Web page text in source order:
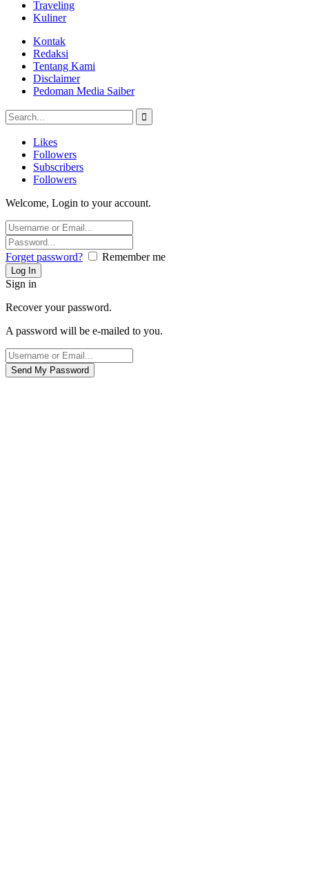
Traveling
Kuliner
Kontak
Redaksi
Tentang Kami
Disclaimer
Pedoman Media Saiber
Likes
Followers
Subscribers
Followers
Welcome, Login to your account.
Forget password? Remember me
Sign in
Recover your password.
A password will be e-mailed to you.